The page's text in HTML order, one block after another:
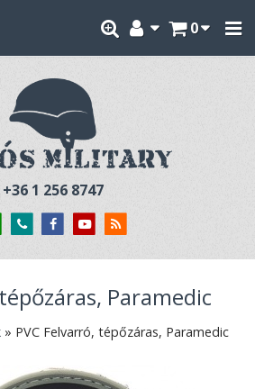
0
+36 1 256 8747
Paramedic
» PVC Felvarró, tépőzáras, Paramedic